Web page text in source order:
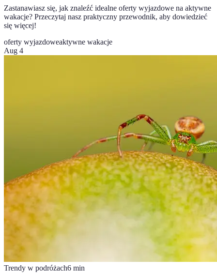
Zastanawiasz się, jak znaleźć idealne oferty wyjazdowe na aktywne
wakacje? Przeczytaj nasz praktyczny przewodnik, aby dowiedzieć
się więcej!
oferty wyjazdoweaktywne wakacje
Aug 4
Trendy w podróżach6 min